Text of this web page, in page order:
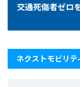
交通死傷者ゼロ
ネクストモビリテ